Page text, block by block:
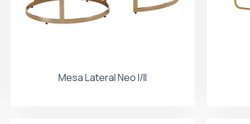
Mesa Lateral Neo I/II